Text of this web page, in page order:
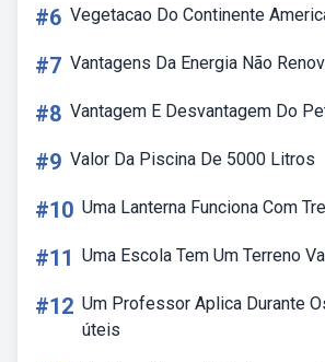
#6 Vegetacao Do Continente
#7 Vantagens Da Energia Não
#8 Vantagem E Desvantagem Do
#9 Valor Da Piscina De 5000 Litros
#10 Uma Lanterna Funciona Com
#11 Uma Escola Tem Um Terreno
#12 Um Professor Aplica Durante
úteis